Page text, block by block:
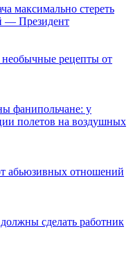
максимально стереть
— Президент
необычные рецепты от
фанипольчане: у
полетов на воздушных
абьюзивных отношений
сделать работник